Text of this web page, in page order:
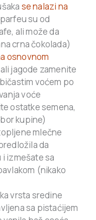
se nalazi na
su od
ali može da
crna čokolada)
osnovnom
jagode zamenite
voćem po
voće
ostatke semena,
kupine)
mlečne
da
izmešate sa
(nikako
vrsta sredine
sa pistaćijem